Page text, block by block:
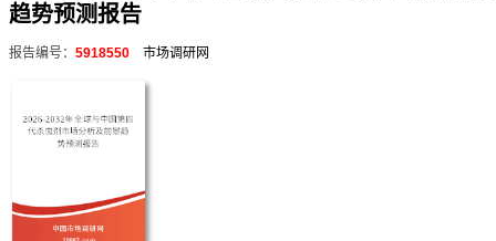
趋势预测报告
报告编号： 5918550 市场调研网